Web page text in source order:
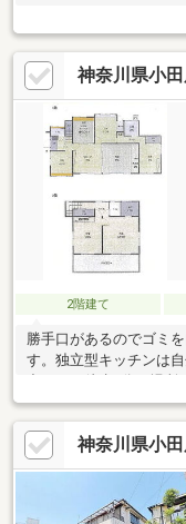
神奈川県小
2階建て
勝手口があるのでゴミ
す。独立型キッチンは
ったりとした睡眠時間
神奈川県小